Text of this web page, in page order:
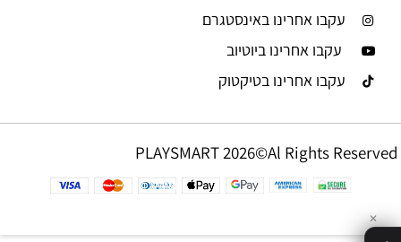
עקבו אחרינו באינסטגרם
עקבו אחרינו ביוטיוב
עקבו אחרינו בטיקטוק
PLAYSMART 2026©Al Rights Reserved
✕